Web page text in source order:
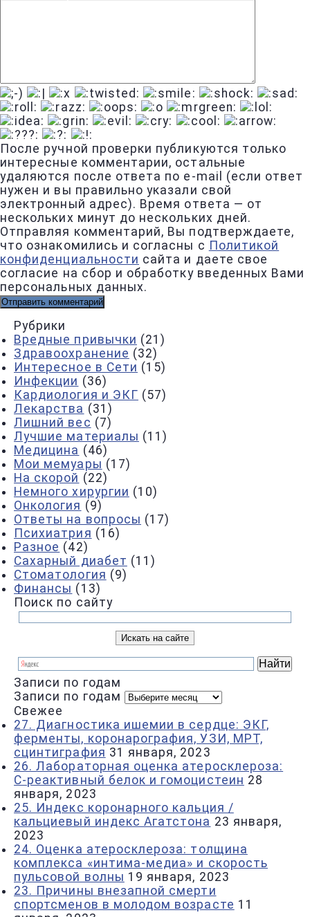
После ручной проверки публикуются только
интересные комментарии, остальные
удаляются после ответа по e-mail (если ответ
нужен и вы правильно указали свой
электронный адрес). Время ответа — от
нескольких минут до нескольких дней.
Отправляя комментарий, Вы подтверждаете,
что ознакомились и согласны с Политикой
конфиденциальности сайта и даете свое
согласие на сбор и обработку введенных Вами
персональных данных.
Рубрики
Вредные привычки (21)
Здравоохранение (32)
Интересное в Сети (15)
Инфекции (36)
Кардиология и ЭКГ (57)
Лекарства (31)
Лишний вес (7)
Лучшие материалы (11)
Медицина (46)
Мои мемуары (17)
На скорой (22)
Немного хирургии (10)
Онкология (9)
Ответы на вопросы (17)
Психиатрия (16)
Разное (42)
Сахарный диабет (11)
Стоматология (9)
Финансы (13)
Поиск по сайту
Записи по годам
Записи по годам
Свежее
27. Диагностика ишемии в сердце: ЭКГ,
ферменты, коронарография, УЗИ, МРТ,
сцинтиграфия 31 января, 2023
26. Лабораторная оценка атеросклероза:
С-реактивный белок и гомоцистеин 28
января, 2023
25. Индекс коронарного кальция /
кальциевый индекс Агатстона 23 января,
2023
24. Оценка атеросклероза: толщина
комплекса «интима-медиа» и скорость
пульсовой волны 19 января, 2023
23. Причины внезапной смерти
спортсменов в молодом возрасте 11